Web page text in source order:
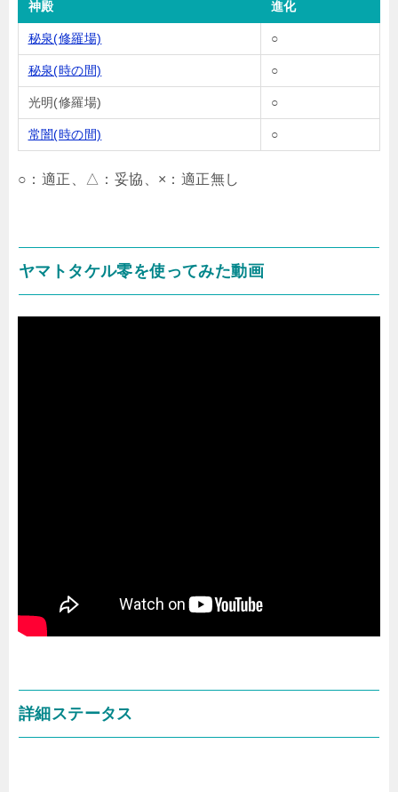
神殿 進化
秘泉(修羅場) ○
秘泉(時の間) ○
光明(修羅場) ○
常闇(時の間) ○
○：適正、△：妥協、×：適正無し
ヤマトタケル零を使ってみた動画
詳細ステータス